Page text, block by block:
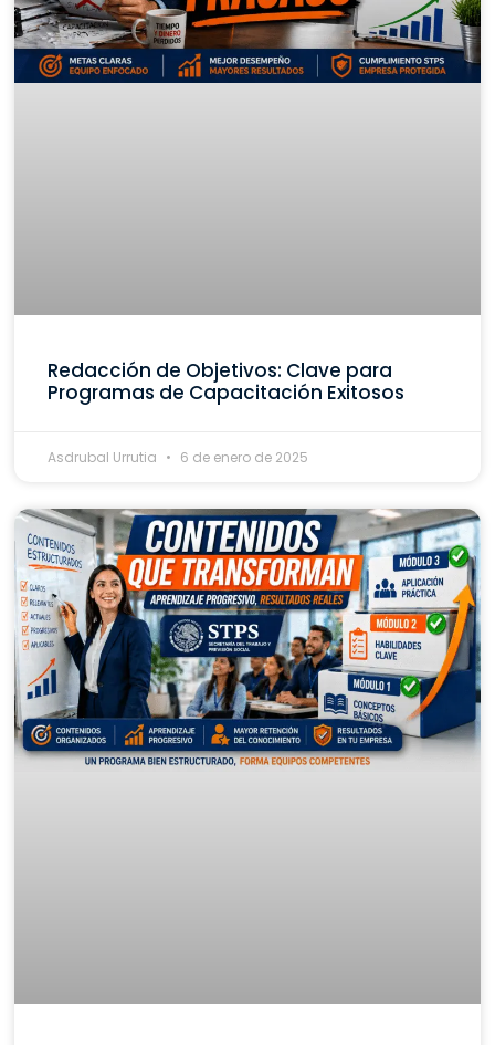
Redacción de Objetivos: Clave para
Programas de Capacitación Exitosos
Asdrubal Urrutia 6 de enero de 2025